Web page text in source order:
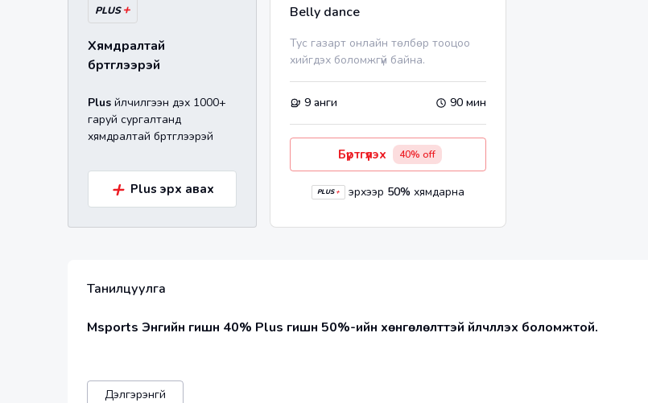
PLUS +
Хямдралтай
бүртгүүлээрэй
Plus үйлчилгээн дэх 1000+
гаруй сургалтанд
хямдралтай бүртгүүлээрэй
+ Plus эрх авах
Belly dance
Тус газарт онлайн төлбөр тооцоо
хийгдэх боломжгүй байна.
9 анги 90 мин
Бүртгүүлэх 40% off
PLUS + эрхээр 50% хямдарна
Танилцуулга
Msports Энгийн гишүүн 40% Plus гишүүн 50%-ийн хөнгөлөлттэй үйлчлүүлэх боломжтой.
Дэлгэрэнгүй